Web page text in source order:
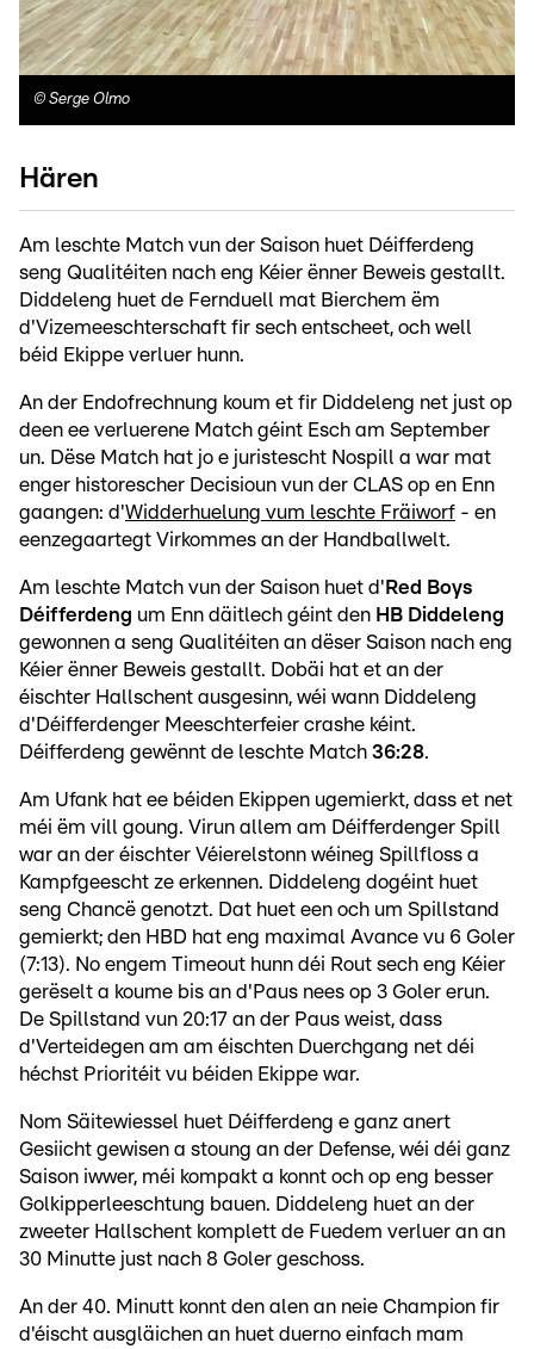
© Serge Olmo
Hären
Am leschte Match vun der Saison huet Déifferdeng
seng Qualitéiten nach eng Kéier ënner Beweis gestallt.
Diddeleng huet de Fernduell mat Bierchem ëm
d'Vizemeeschterschaft fir sech entscheet, och well
béid Ekippe verluer hunn.
An der Endofrechnung koum et fir Diddeleng net just op
deen ee verluerene Match géint Esch am September
un. Dëse Match hat jo e juristescht Nospill a war mat
enger historescher Decisioun vun der CLAS op en Enn
gaangen: d'Widderhuelung vum leschte Fräiworf - en
eenzegaartegt Virkommes an der Handballwelt.
Am leschte Match vun der Saison huet d' Red Boys
Déifferdeng um Enn däitlech géint den HB Diddeleng
gewonnen a seng Qualitéiten an dëser Saison nach eng
Kéier ënner Beweis gestallt. Dobäi hat et an der
éischter Hallschent ausgesinn, wéi wann Diddeleng
d'Déifferdenger Meeschterfeier crashe kéint.
Déifferdeng gewënnt de leschte Match 36:28.
Am Ufank hat ee béiden Ekippen ugemierkt, dass et net
méi ëm vill goung. Virun allem am Déifferdenger Spill
war an der éischter Véierelstonn wéineg Spillfloss a
Kampfgeescht ze erkennen. Diddeleng dogéint huet
seng Chancë genotzt. Dat huet een och um Spillstand
gemierkt; den HBD hat eng maximal Avance vu 6 Goler
(7:13). No engem Timeout hunn déi Rout sech eng Kéier
gerëselt a koume bis an d'Paus nees op 3 Goler erun.
De Spillstand vun 20:17 an der Paus weist, dass
d'Verteidegen am am éischten Duerchgang net déi
héchst Prioritéit vu béiden Ekippe war.
Nom Säitewiessel huet Déifferdeng e ganz anert
Gesiicht gewisen a stoung an der Defense, wéi déi ganz
Saison iwwer, méi kompakt a konnt och op eng besser
Golkipperleeschtung bauen. Diddeleng huet an der
zweeter Hallschent komplett de Fuedem verluer an an
30 Minutte just nach 8 Goler geschoss.
An der 40. Minutt konnt den alen an neie Champion fir
d'éischt ausgläichen an huet duerno einfach mam